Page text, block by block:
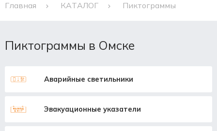
Главная КАТАЛОГ Пиктограммы
Пиктограммы в Омске
Аварийные светильники
Эвакуационные указатели